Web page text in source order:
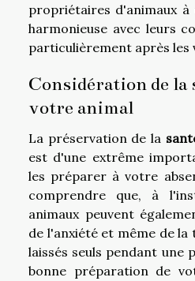
propriétaires d'animaux
harmonieuse avec leurs
particulièrement après les
Considération de la
votre animal
La préservation de la
est d'une extrême
les préparer à votre
comprendre que, à
animaux peuvent
de l'anxiété et même de
laissés seuls pendant une
bonne préparation de